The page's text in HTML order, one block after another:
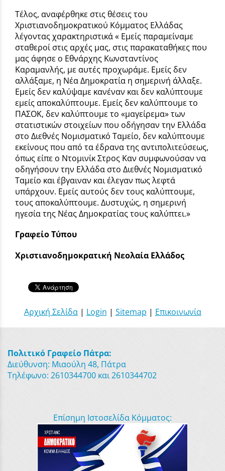
Τέλος, αναφέρθηκε στις θέσεις του
Χριστιανοδημοκρατικού Κόμματος Ελλάδας
λέγοντας χαρακτηριστικά « Εμείς παραμείναμε
σταθεροί στις αρχές μας, στις παρακαταθήκες που
μας άφησε ο Εθνάρχης Κωνσταντίνος
Καραμανλής, με αυτές προχωράμε. Εμείς δεν
αλλάξαμε, η Νέα Δημοκρατία η σημερινή άλλαξε.
Εμείς δεν καλύψαμε κανέναν και δεν καλύπτουμε
εμείς αποκαλύπτουμε. Εμείς δεν καλύπτουμε το
ΠΑΣΟΚ, δεν καλύπτουμε το «μαγείρεμα» των
στατιστικών στοιχείων που οδήγησαν την Ελλάδα
στο Διεθνές Νομισματικό Ταμείο, δεν καλύπτουμε
εκείνους που από τα έδρανα της αντιπολιτεύσεως,
όπως είπε ο Ντομινίκ Στρος Καν συμφωνούσαν να
οδηγήσουν την Ελλάδα στο Διεθνές Νομισματικό
Ταμείο και έβγαιναν και έλεγαν πως λεφτά
υπάρχουν. Εμείς αυτούς δεν τους καλύπτουμε,
τους αποκαλύπτουμε. Δυστυχώς, η σημερινή
ηγεσία της Νέας Δημοκρατίας τους καλύπτει.»
Γραφείο Τύπου
Χριστιανοδημοκρατική Νεολαία Ελλάδος
Αρχική Σελίδα| Login | Sitemap | Επικοινωνία
Πολιτικό Γραφείο Πάτρα:
Διεύθυνση: Μιαούλη 48, Πάτρα
Τηλέφωνο: 2610344700 και 2610344702
Επίσημη Ιστοσελίδα Κόμματος: